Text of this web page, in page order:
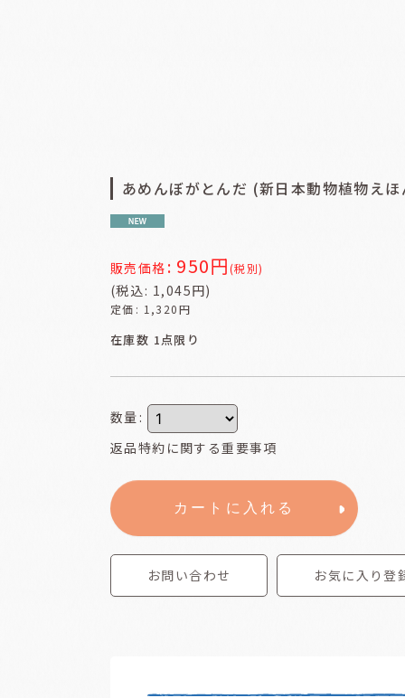
あめんぼがとんだ (新日本動物植物え
販売価格 : 950円(税別)
(税込: 1,045円)
定価 : 1,320円
在庫数 1点限り
数量 :
返品特約に関する重要事項
カートに入れる
お問い合わせ お気に入り登